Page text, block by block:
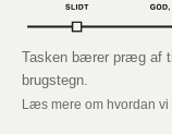
Tasken bærer præg af
brugstegn.
Læs mere om hvordan